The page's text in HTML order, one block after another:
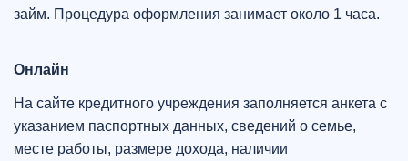
займ. Процедура оформления занимает около 1 часа.
Онлайн
На сайте кредитного учреждения заполняется анкета с
указанием паспортных данных, сведений о семье,
месте работы, размере дохода, наличии